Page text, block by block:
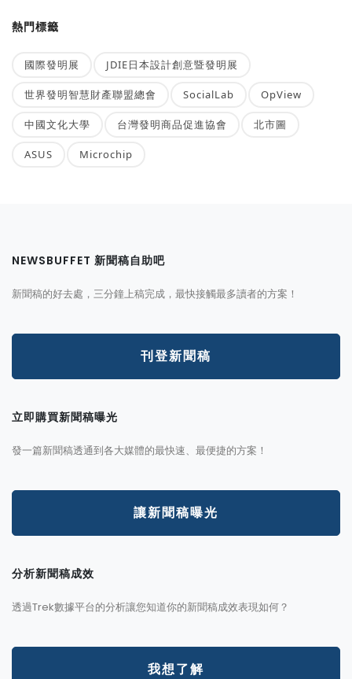
熱門標籤
國際發明展 JDIE日本設計創意暨發明展
世界發明智慧財產聯盟總會 SocialLab OpView
中國文化大學 台灣發明商品促進協會 北市圖
ASUS Microchip
NEWSBUFFET 新聞稿自助吧
新聞稿的好去處，三分鐘上稿完成，最快接觸最多讀者的方案！
刊登新聞稿
立即購買新聞稿曝光
發一篇新聞稿透通到各大媒體的最快速、最便捷的方案！
讓新聞稿曝光
分析新聞稿成效
透過Trek數據平台的分析讓您知道你的新聞稿成效表現如何？
我想了解